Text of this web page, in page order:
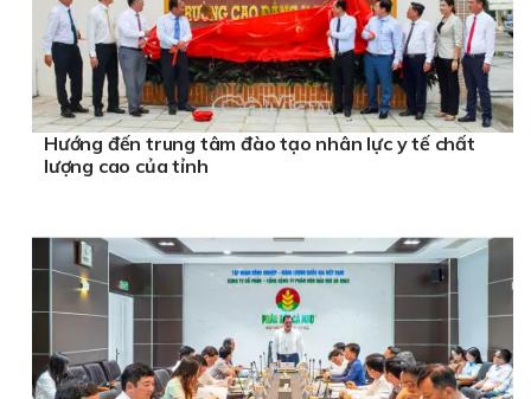
Hướng đến trung tâm đào tạo nhân lực y tế chất
lượng cao của tỉnh